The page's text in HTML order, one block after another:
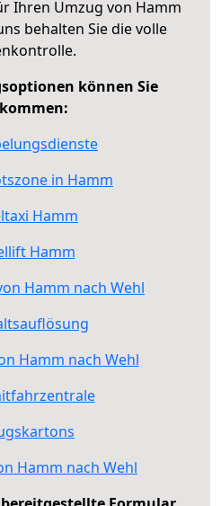
Ihren Umzug von Hamm
behalten Sie die volle
können Sie
in Hamm
Hamm
Hamm
Hamm nach Wehl
Hamm nach Wehl
Hamm nach Wehl